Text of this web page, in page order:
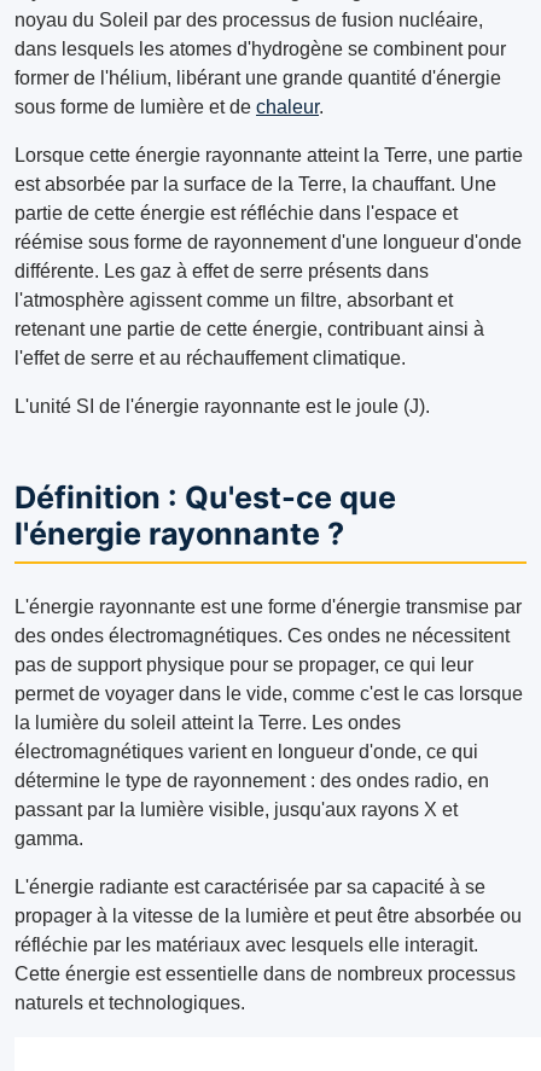
noyau du Soleil par des processus de fusion nucléaire,
dans lesquels les atomes d'hydrogène se combinent pour
former de l'hélium, libérant une grande quantité d'énergie
sous forme de lumière et de chaleur.
Lorsque cette énergie rayonnante atteint la Terre, une partie
est absorbée par la surface de la Terre, la chauffant. Une
partie de cette énergie est réfléchie dans l'espace et
réémise sous forme de rayonnement d'une longueur d'onde
différente. Les gaz à effet de serre présents dans
l'atmosphère agissent comme un filtre, absorbant et
retenant une partie de cette énergie, contribuant ainsi à
l'effet de serre et au réchauffement climatique.
L'unité SI de l'énergie rayonnante est le joule (J).
Définition : Qu'est-ce que
l'énergie rayonnante ?
L'énergie rayonnante est une forme d'énergie transmise par
des ondes électromagnétiques. Ces ondes ne nécessitent
pas de support physique pour se propager, ce qui leur
permet de voyager dans le vide, comme c'est le cas lorsque
la lumière du soleil atteint la Terre. Les ondes
électromagnétiques varient en longueur d'onde, ce qui
détermine le type de rayonnement : des ondes radio, en
passant par la lumière visible, jusqu'aux rayons X et
gamma.
L'énergie radiante est caractérisée par sa capacité à se
propager à la vitesse de la lumière et peut être absorbée ou
réfléchie par les matériaux avec lesquels elle interagit.
Cette énergie est essentielle dans de nombreux processus
naturels et technologiques.